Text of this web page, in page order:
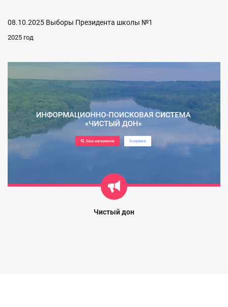
08.10.2025 Выборы Президента школы №1
2025 год
Чистый дон